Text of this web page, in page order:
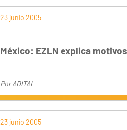
23 junio 2005
México: EZLN explica motivos
PorADITAL
23 junio 2005